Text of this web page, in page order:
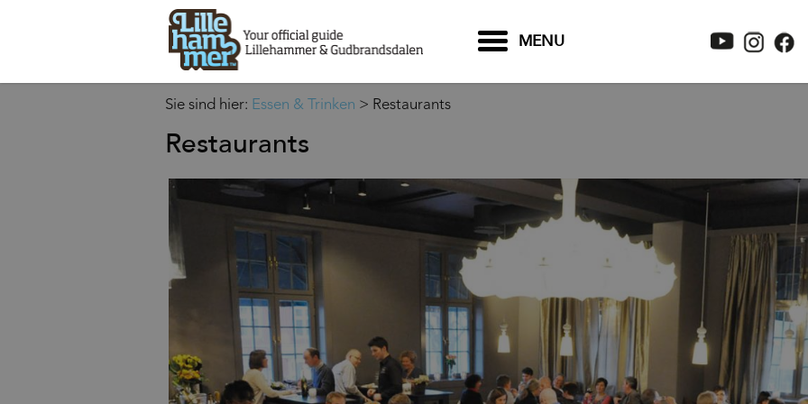
MENU
Sie sind hier: Essen & Trinken > Restaurants
Restaurants